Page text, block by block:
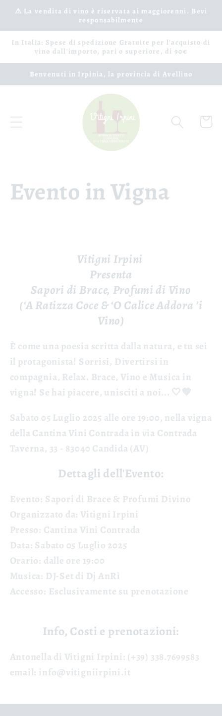
Vai
direttamente
⚠️ La vendita di vino è riservata ai maggiorenni. Bevi
responsabilmente
In Italia: Spese di spedizione Gratuite per l'acquisto di
vino dall'importo, pari o superiore, di 90€
Benvenuti in Irpinia, la provincia di Avellino
Carrello
Evento in Vigna
Vitigni Irpini
Presenta
Sapori di Brace, Profumi di Vino
(‘A Ratizza Coce & ‘O Calice Addora ’i
Vino)
È come una poesia scritta dalla natura, e tu sei
il protagonista! Sorrisi, Divertirsi in
compagnia, Relax. Brace, Vino e Musica in
vigna! Se hai piacere, unisciti a noi... 🤍💚
Sabato 05 Luglio 2025 alle ore 19:00, nella vigna
della Cantina Vini Contrada in via Contrada
Taverna, 33 - 83040 Candida (AV)
Dettagli dell'Evento:
Evento: Sapori di Brace & Profumi Divino
Organizzato da: Vitigni Irpini
Presso: Cantina Vini Contrada
Data: Sabato 05 Luglio 2025
Orario: dalle ore 19:00
Musica: DJ-Set di Dj AnRì
Accesso: Esclusivamente su prenotazione
Info, Costi e prenotazioni:
Antonella di Vitigni Irpini: (+39) 338.7699583
email: info@vitigniirpini.it